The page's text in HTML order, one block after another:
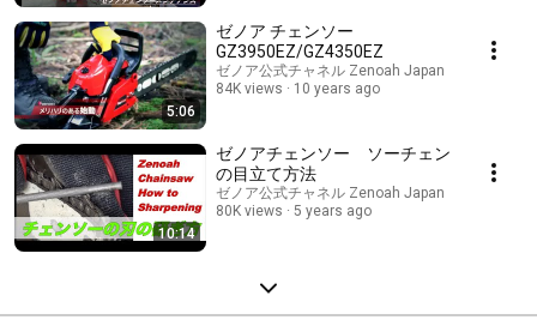
5:06
ゼノア チェンソー
GZ3950EZ/GZ4350EZ
ゼノア公式チャネル Zenoah Japan
84K views
10 years ago
10:14
ゼノアチェンソー ソーチェン
の目立て方法
ゼノア公式チャネル Zenoah Japan
80K views
5 years ago